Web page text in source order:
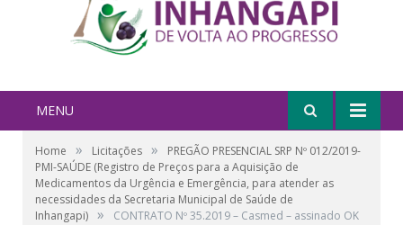
MENU
Home » Licitações »
PREGÃO PRESENCIAL SRP Nº 012/2019-
PMI-SAÚDE (Registro de Preços para a Aquisição de
Medicamentos da Urgência e Emergência, para atender as
necessidades da Secretaria Municipal de Saúde de
Inhangapi) » CONTRATO Nº 35.2019 – Casmed – assinado OK